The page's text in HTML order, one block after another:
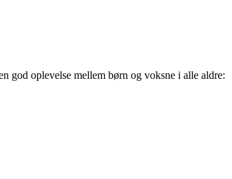
god oplevelse mellem børn og voksne i alle